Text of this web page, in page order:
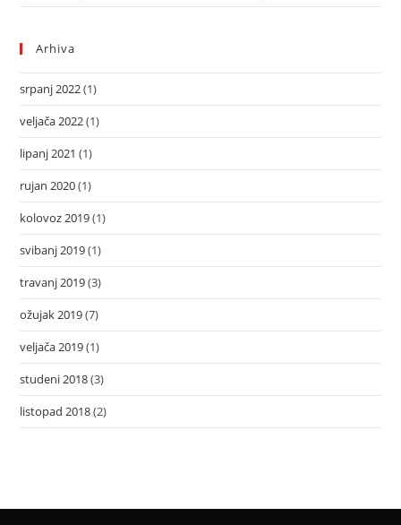
Arhiva
srpanj 2022(1)
veljača 2022(1)
lipanj 2021 (1)
rujan 2020(1)
kolovoz 2019(1)
svibanj 2019(1)
travanj 2019(3)
ožujak 2019(7)
veljača 2019(1)
studeni 2018(3)
listopad 2018(2)